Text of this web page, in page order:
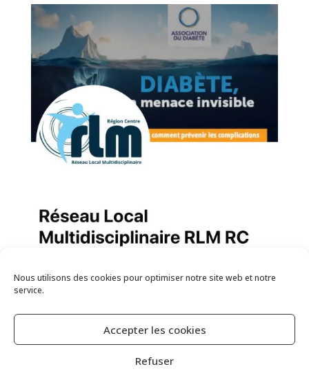
Nous utilisons des cookies pour optimiser notre site web et notre
service.
Accepter les cookies
Refuser